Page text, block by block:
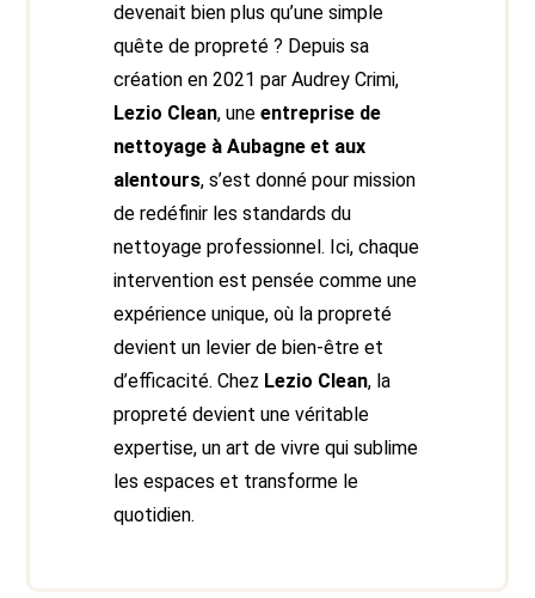
devenait bien plus qu’une simple
quête de propreté ? Depuis sa
création en 2021 par Audrey Crimi,
Lezio Clean, uneentreprise de
nettoyage à Aubagne et aux
alentours, s’est donné pour mission
de redéfinir les standards du
nettoyage professionnel. Ici, chaque
intervention est pensée comme une
expérience unique, où la propreté
devient un levier de bien-être et
d’efficacité. Chez Lezio Clean, la
propreté devient une véritable
expertise, un art de vivre qui sublime
les espaces et transforme le
quotidien.